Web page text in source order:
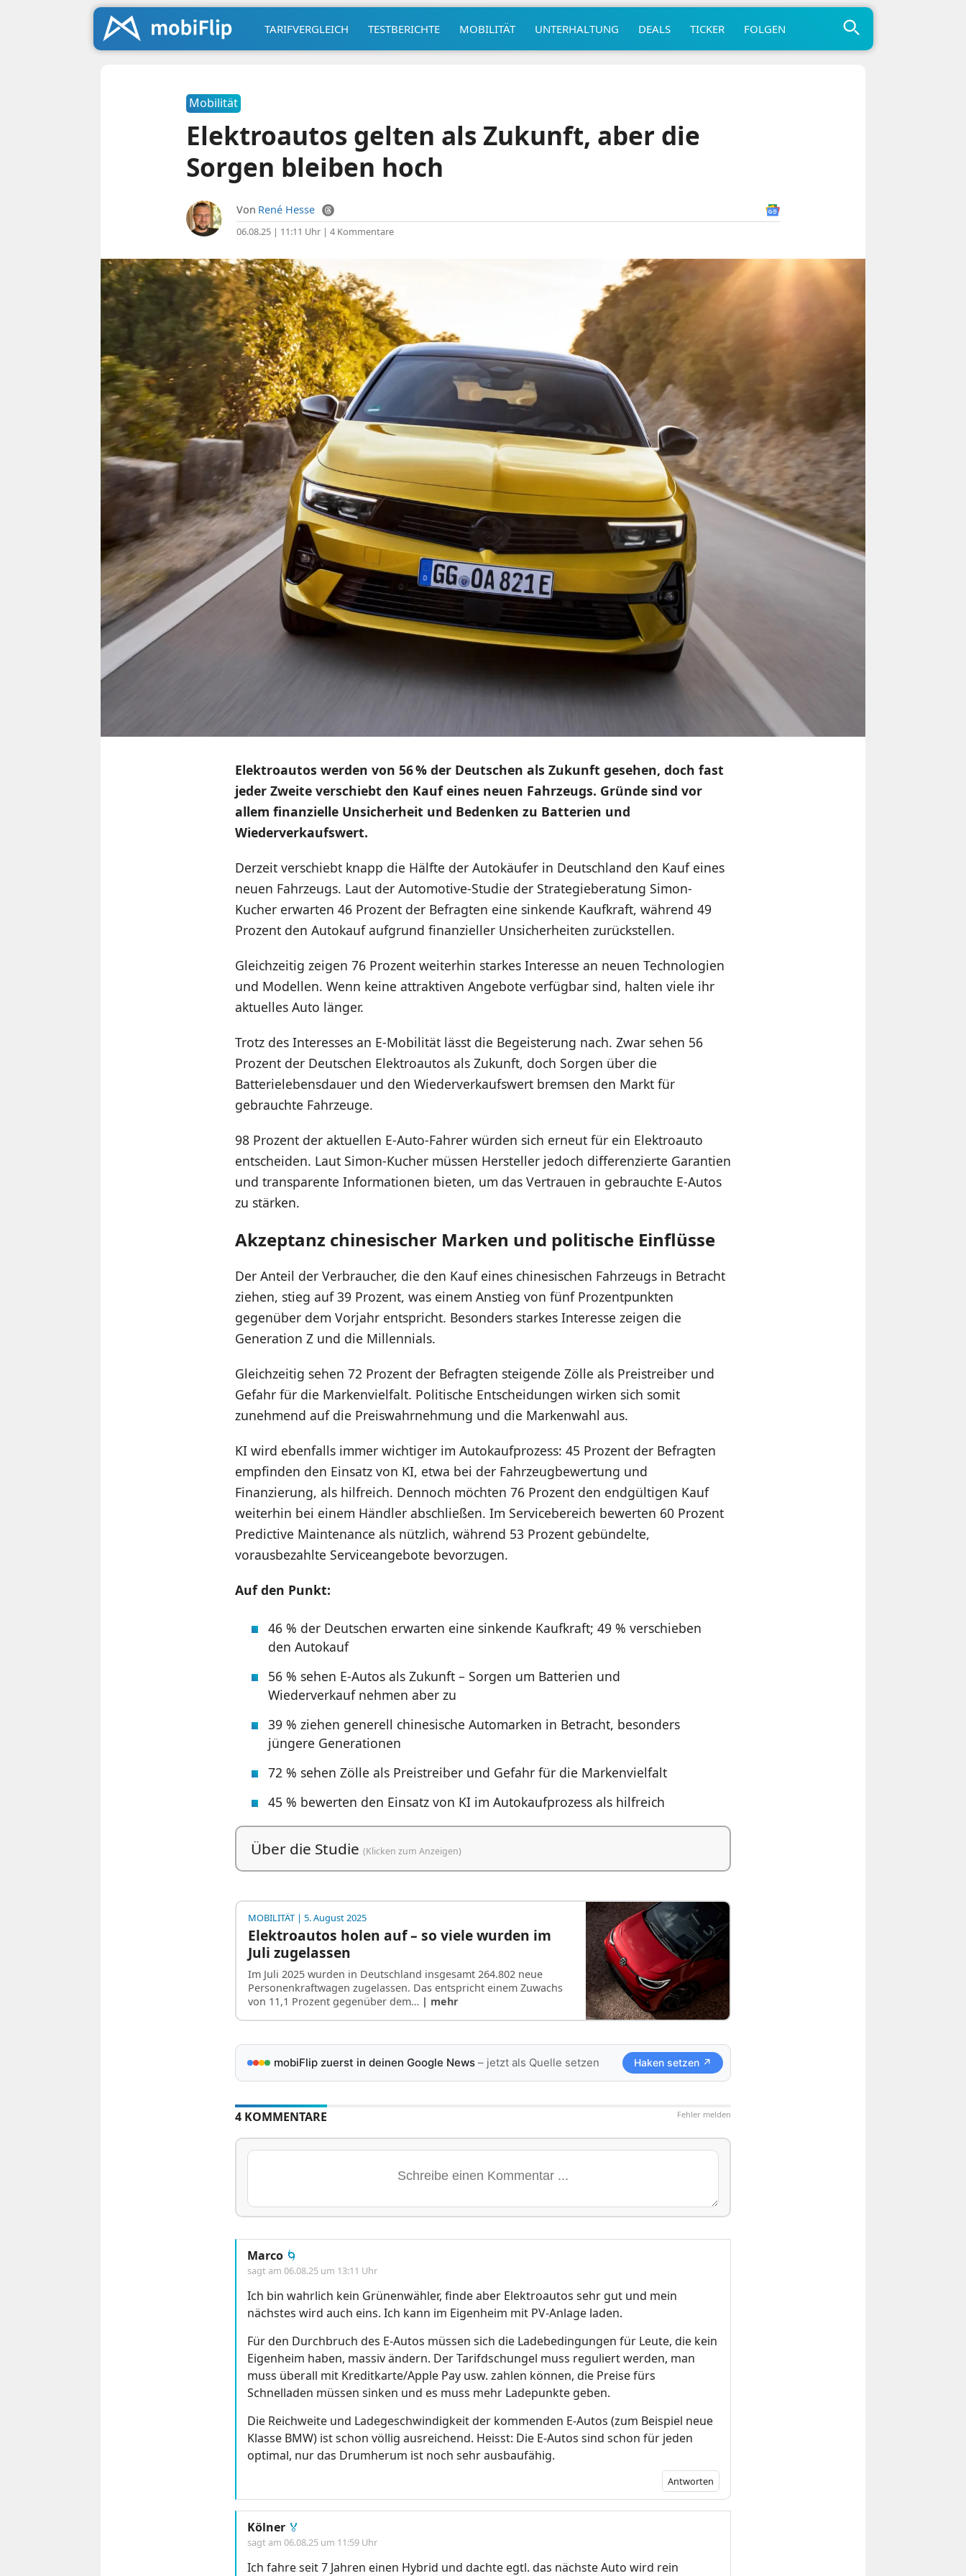
TARIFVERGLEICH TESTBERICHTE MOBILITÄT UNTERHALTUNG DEALS TICKER FOLGEN
Mobilität
Elektroautos gelten als Zukunft, aber die
Sorgen bleiben hoch
Von René Hesse
06.08.25 | 11:11 Uhr| 4 Kommentare
Elektroautos werden von 56 % der Deutschen als Zukunft gesehen, doch fast
jeder Zweite verschiebt den Kauf eines neuen Fahrzeugs. Gründe sind vor
allem finanzielle Unsicherheit und Bedenken zu Batterien und
Wiederverkaufswert.
Derzeit verschiebt knapp die Hälfte der Autokäufer in Deutschland den Kauf eines
neuen Fahrzeugs. Laut der Automotive-Studie der Strategieberatung Simon-
Kucher erwarten 46 Prozent der Befragten eine sinkende Kaufkraft, während 49
Prozent den Autokauf aufgrund finanzieller Unsicherheiten zurückstellen.
Gleichzeitig zeigen 76 Prozent weiterhin starkes Interesse an neuen Technologien
und Modellen. Wenn keine attraktiven Angebote verfügbar sind, halten viele ihr
aktuelles Auto länger.
Trotz des Interesses an E-Mobilität lässt die Begeisterung nach. Zwar sehen 56
Prozent der Deutschen Elektroautos als Zukunft, doch Sorgen über die
Batterielebensdauer und den Wiederverkaufswert bremsen den Markt für
gebrauchte Fahrzeuge.
98 Prozent der aktuellen E-Auto-Fahrer würden sich erneut für ein Elektroauto
entscheiden. Laut Simon-Kucher müssen Hersteller jedoch differenzierte Garantien
und transparente Informationen bieten, um das Vertrauen in gebrauchte E-Autos
zu stärken.
Akzeptanz chinesischer Marken und politische Einflüsse
Der Anteil der Verbraucher, die den Kauf eines chinesischen Fahrzeugs in Betracht
ziehen, stieg auf 39 Prozent, was einem Anstieg von fünf Prozentpunkten
gegenüber dem Vorjahr entspricht. Besonders starkes Interesse zeigen die
Generation Z und die Millennials.
Gleichzeitig sehen 72 Prozent der Befragten steigende Zölle als Preistreiber und
Gefahr für die Markenvielfalt. Politische Entscheidungen wirken sich somit
zunehmend auf die Preiswahrnehmung und die Markenwahl aus.
KI wird ebenfalls immer wichtiger im Autokaufprozess: 45 Prozent der Befragten
empfinden den Einsatz von KI, etwa bei der Fahrzeugbewertung und
Finanzierung, als hilfreich. Dennoch möchten 76 Prozent den endgültigen Kauf
weiterhin bei einem Händler abschließen. Im Servicebereich bewerten 60 Prozent
Predictive Maintenance als nützlich, während 53 Prozent gebündelte,
vorausbezahlte Serviceangebote bevorzugen.
Auf den Punkt:
46 % der Deutschen erwarten eine sinkende Kaufkraft; 49 % verschieben
den Autokauf
56 % sehen E-Autos als Zukunft – Sorgen um Batterien und
Wiederverkauf nehmen aber zu
39 % ziehen generell chinesische Automarken in Betracht, besonders
jüngere Generationen
72 % sehen Zölle als Preistreiber und Gefahr für die Markenvielfalt
45 % bewerten den Einsatz von KI im Autokaufprozess als hilfreich
Über die Studie (Klicken zum Anzeigen)
MOBILITÄT| 5. August 2025
Elektroautos holen auf – so viele wurden im
Juli zugelassen
Im Juli 2025 wurden in Deutschland insgesamt 264.802 neue
Personenkraftwagen zugelassen. Das entspricht einem Zuwachs
von 11,1 Prozent gegenüber dem… | mehr
mobiFlip zuerst in deinen Google News– jetzt als Quelle setzen Haken setzen ↗
Fehler melden
4 KOMMENTARE
Marco 🌀
sagt am 06.08.25 um 13:11 Uhr
Ich bin wahrlich kein Grünenwähler, finde aber Elektroautos sehr gut und mein
nächstes wird auch eins. Ich kann im Eigenheim mit PV-Anlage laden.
Für den Durchbruch des E-Autos müssen sich die Ladebedingungen für Leute, die kein
Eigenheim haben, massiv ändern. Der Tarifdschungel muss reguliert werden, man
muss überall mit Kreditkarte/Apple Pay usw. zahlen können, die Preise fürs
Schnelladen müssen sinken und es muss mehr Ladepunkte geben.
Die Reichweite und Ladegeschwindigkeit der kommenden E-Autos (zum Beispiel neue
Klasse BMW) ist schon völlig ausreichend. Heisst: Die E-Autos sind schon für jeden
optimal, nur das Drumherum ist noch sehr ausbaufähig.
Antworten
Kölner 🏅
sagt am 06.08.25 um 11:59 Uhr
Ich fahre seit 7 Jahren einen Hybrid und dachte egtl. das nächste Auto wird rein